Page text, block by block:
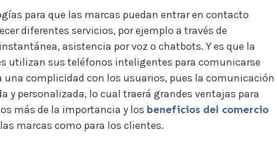
para que las marcas puedan entrar en contacto
diferentes servicios, por ejemplo a través de
asistencia por voz o chatbots. Y es que la
utilizan sus teléfonos inteligentes para comunicarse
una complicidad con los usuarios, pues la comunicación
y personalizada, lo cual traerá grandes ventajas para
más de la importancia y los beneficios del comercio
marcas como para los clientes.